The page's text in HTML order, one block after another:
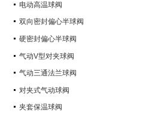
电动高温球阀
双向密封偏心半球阀
硬密封偏心半球阀
气动V型对夹球阀
气动三通法兰球阀
对夹式气动球阀
夹套保温球阀